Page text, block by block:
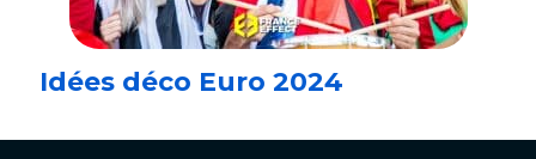
Idées déco Euro 2024